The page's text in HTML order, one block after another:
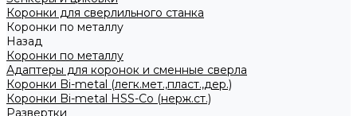
Коронки для сверлильного станка
Коронки по металлу
Назад
Коронки по металлу
Адаптеры для коронок и сменные сверла
Коронки Bi-metal (легк.мет.,пласт.,дер.)
Коронки Bi-metal HSS-Co (нерж.ст.)
Развертки